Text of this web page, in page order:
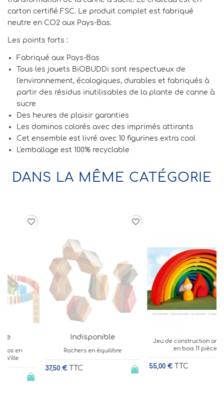
carton certifié FSC. Le produit complet est fabriqué
neutre en CO2 aux Pays-Bas.
Les points forts :
Fabriqué aux Pays-Bas
Tous les jouets BiOBUDDi sont respectueux de
l'environnement, écologiques, durables et fabriqués à
partir des résidus inutilisables de la plante de canne à
sucre
Des heures de plaisir garanties
Les dominos colorés avec des imprimés attirants
Cet ensemble est livré avec 10 figurines extra cool
L'emballage est 100% recyclable
DANS LA MÊME CATÉGORIE
Indisponible
Rochers en équilibre
TTC
Jeu de construction arc-en-ciel
en bois 11 pièces
55,00 € TTC